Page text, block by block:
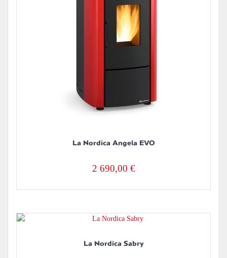
La Nordica Angela EVO
2 690,00 €
La Nordica Sabry